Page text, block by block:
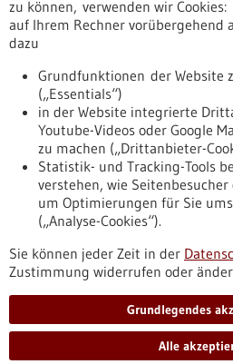
29.01.2026
Therapieren mit den Umlauten
18.04.2024
Weitere Partnerschaft für
R-Biopharm stärken
Nach oben
Informiert bleiben
Newsletter abonnieren
zu können, verwenden wir
auf Ihrem Rechner vorübergehend
dazu
Grundfunktionen der Website
(„Essentials“)
in der Website integrierte
Youtube-Videos oder Google
zu machen („Drittanbieter-
Statistik- und Tracking-Tools
verstehen, wie
um Optimierungen für Sie
(„Analyse-Cookies“).
Sie können jeder Zeit in der
Zustimmung widerrufen oder
Grundlegendes
Alle